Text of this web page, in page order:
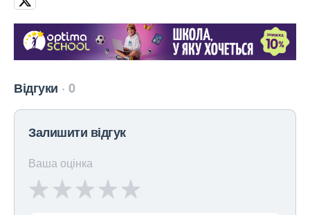
Відгуки 0
Залишити відгук
Ваша оцінка